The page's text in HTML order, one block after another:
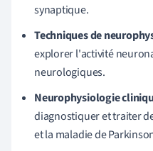
synaptique.
Techniques de
explorer l'activité
neurologiques.
Neurophysiologie
diagnostiquer et traiter
et la maladie de